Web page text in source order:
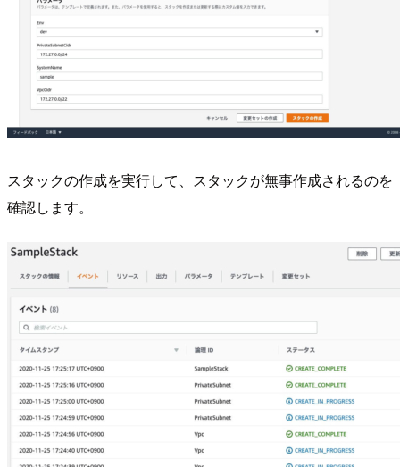
スタックの作成を実行して、スタックが無事作成されるのを
確認します。